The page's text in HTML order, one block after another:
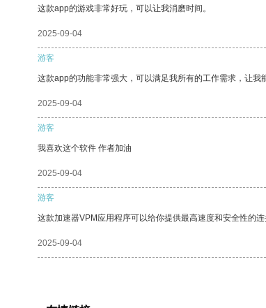
这款app的游戏非常好玩，可以让我消磨时间。
2025-09-04
游客
这款app的功能非常强大，可以满足我所有的工作需求，让我
2025-09-04
游客
我喜欢这个软件 作者加油
2025-09-04
游客
这款加速器VPM应用程序可以给你提供最高速度和安全性的连
2025-09-04